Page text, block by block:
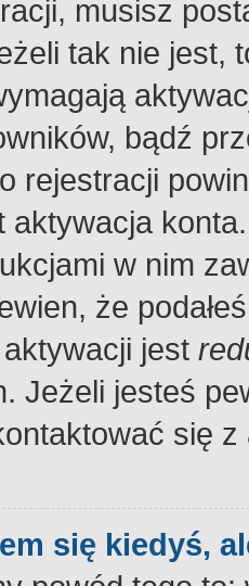
musisz
tak nie jest,
bądź
rejestracji
aktywacja
w nim
że
jest
Jeżeli jesteś
się
się kiedyś,